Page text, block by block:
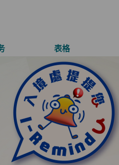
表格